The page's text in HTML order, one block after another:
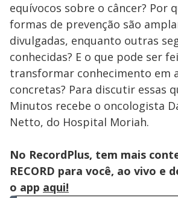
equívocos sobre o câncer? Por
formas de prevenção são
divulgadas, enquanto outras
conhecidas? E o que pode ser
transformar conhecimento em
concretas? Para discutir essas
Minutos recebe o oncologista
Netto, do Hospital Moriah.
No RecordPlus, tem mais
RECORD para você, ao vivo e
o app aqui!